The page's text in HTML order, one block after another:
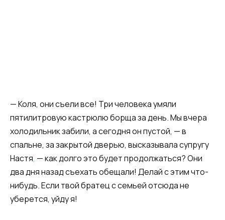
— Коля, они съели все! Три человека умяли
пятилитровую кастрюлю борща за день. Мы вчера
холодильник забили, а сегодня он пустой, — в
спальне, за закрытой дверью, высказывала супругу
Настя, — как долго это будет продолжаться? Они
два дня назад съехать обещали! Делай с этим что-
нибудь. Если твой братец с семьей отсюда не
уберется, уйду я!